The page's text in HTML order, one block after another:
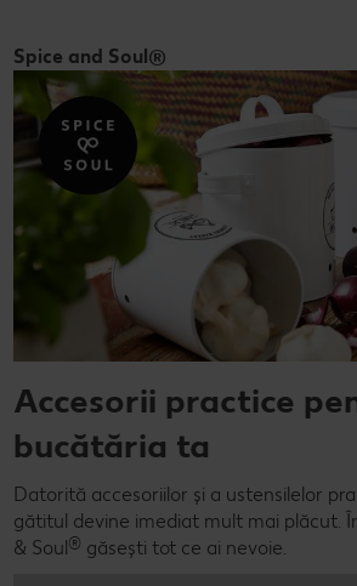
Spice and Soul®
Accesorii practice
bucătăria ta
Datorită accesoriilor și a ustensilelor
gătitul devine imediat mult mai plăcut.
& Soul® găsești tot ce ai nevoie.